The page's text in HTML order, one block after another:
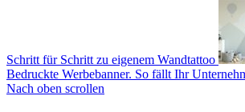
Schritt für Schritt zu eigenem Wandtattoo
Bedruckte Werbebanner. So fällt Ihr
Nach oben scrollen